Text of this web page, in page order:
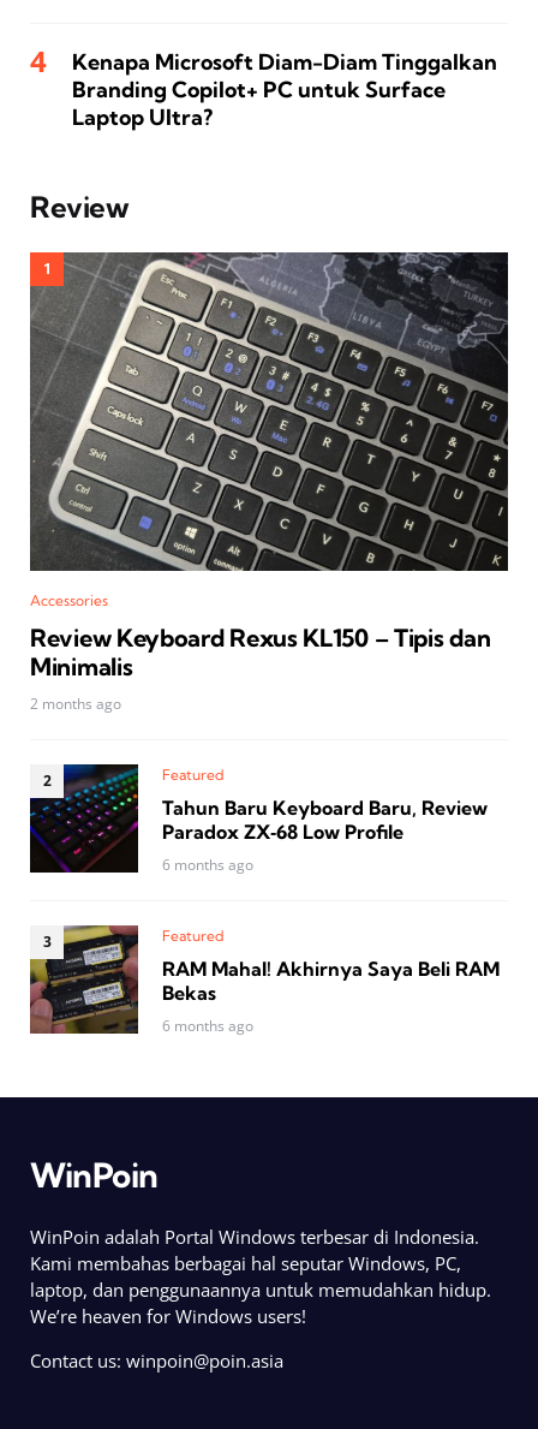
Kenapa Microsoft Diam-Diam Tinggalkan
Branding Copilot+ PC untuk Surface
Laptop Ultra?
Review
Accessories
Review Keyboard Rexus KL150 – Tipis dan
Minimalis
2 months ago
Featured
Tahun Baru Keyboard Baru, Review
Paradox ZX‑68 Low Profile
6 months ago
Featured
RAM Mahal! Akhirnya Saya Beli RAM
Bekas
6 months ago
WinPoin
WinPoin adalah Portal Windows terbesar di Indonesia.
Kami membahas berbagai hal seputar Windows, PC,
laptop, dan penggunaannya untuk memudahkan hidup.
We’re heaven for Windows users!
Contact us: winpoin@poin.asia